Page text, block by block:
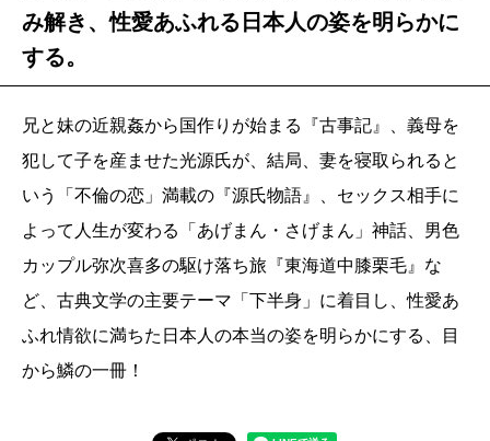
み解き、性愛あふれる日本人の姿を明らかに
する。
兄と妹の近親姦から国作りが始まる『古事記』、義母を
犯して子を産ませた光源氏が、結局、妻を寝取られると
いう「不倫の恋」満載の『源氏物語』、セックス相手に
よって人生が変わる「あげまん・さげまん」神話、男色
カップル弥次喜多の駆け落ち旅『東海道中膝栗毛』な
ど、古典文学の主要テーマ「下半身」に着目し、性愛あ
ふれ情欲に満ちた日本人の本当の姿を明らかにする、目
から鱗の一冊！